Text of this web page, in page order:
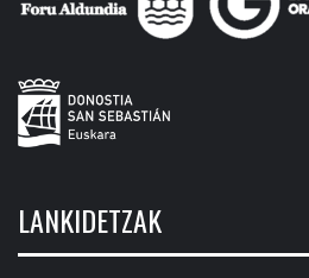
LANKIDETZAK